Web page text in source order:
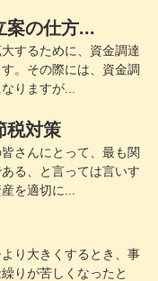
案の仕方...
するために、資金調達
。その際には、資金調
りますが...
税対策
さんにとって、最も関
る、と言っては言いす
を適切に...
り大きくするとき、事
りが苦しくなったと